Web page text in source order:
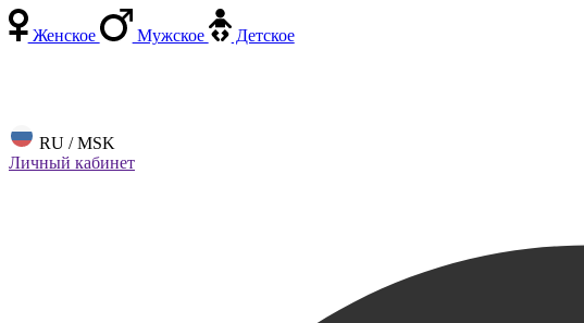
Женское Мужское Детское
RU / MSK
Личный кабинет